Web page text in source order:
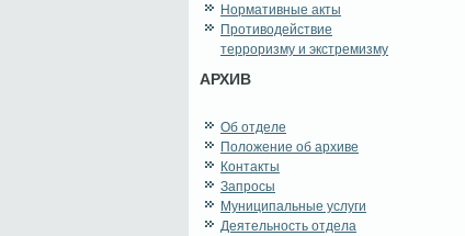
Нормативные акты
Противодействие
терроризму и экстремизму
АРХИВ
Об отделе
Положение об архиве
Контакты
Запросы
Муниципальные услуги
Деятельность отдела